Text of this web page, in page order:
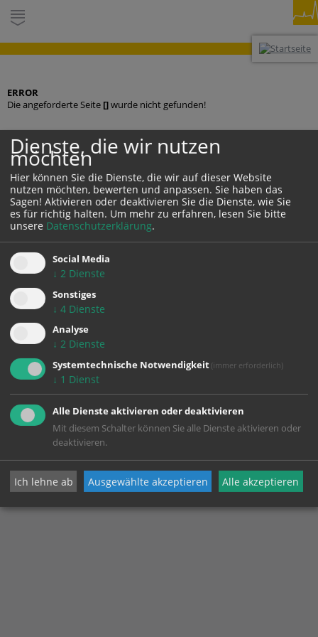
ERROR
Die angeforderte Seite []wurde nicht gefunden!
KONTAKT
Dienste, die wir nutzen
möchten
Hier können Sie die Dienste, die wir auf dieser Website
nutzen möchten, bewerten und anpassen. Sie haben das
Sagen! Aktivieren oder deaktivieren Sie die Dienste, wie Sie
es für richtig halten. Um mehr zu erfahren, lesen Sie bitte
unsere Datenschutzerklärung.
Social Media
↓ 2 Dienste
Sonstiges
↓ 4 Dienste
Analyse
↓ 2 Dienste
Systemtechnische Notwendigkeit (immer erforderlich)
↓ 1 Dienst
Alle Dienste aktivieren oder deaktivieren
Mit diesem Schalter können Sie alle Dienste aktivieren oder
deaktivieren.
Ich lehne ab Ausgewählte akzeptieren Alle akzeptieren